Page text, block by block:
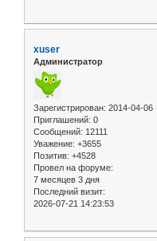
xuser
Администратор
Зарегистрирован: 2014-04-06
Приглашений: 0
Сообщений: 12111
Уважение: +3655
Позитив: +4528
Провел на форуме:
7 месяцев 3 дня
Последний визит:
2026-07-21 14:23:53